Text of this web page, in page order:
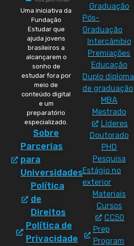
Uma iniciativa da
Fundação
Estudar que
ajuda jovens
brasileiros a
alcançarem o
sonho de
estudar fora por
meio de
conteúdo digital
e um
preparatório
especializado.
Sobre
Parcerias
para
Universidades
Política
de
Direitos
Política de
Privacidade
Graduação
Pós-
Graduação
Intercâmbio
Premiações
Educação
Duplo diploma
de graduação
MBA
Mestrado
Líderes
Doutorado
PHD
Pesquisa
Estágio no
exterior
Materiais
Cursos
CC50
Prep
Program